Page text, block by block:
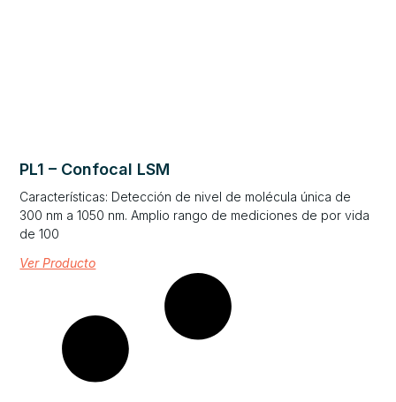
PL1 – Confocal LSM
Características: Detección de nivel de molécula única de
300 nm a 1050 nm. Amplio rango de mediciones de por vida
de 100
Ver Producto